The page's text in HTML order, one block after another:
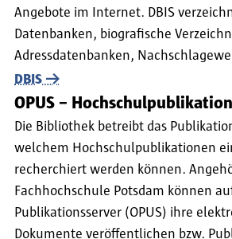
Angebote im Internet. DBIS
Datenbanken, biografische
Adressdatenbanken,
DBIS
OPUS –
Die Bibliothek betreibt das
welchem Hochschulpublikationen
recherchiert werden können.
Fachhochschule Potsdam können
Publikationsserver (OPUS) ihre
Dokumente veröffentlichen bzw.